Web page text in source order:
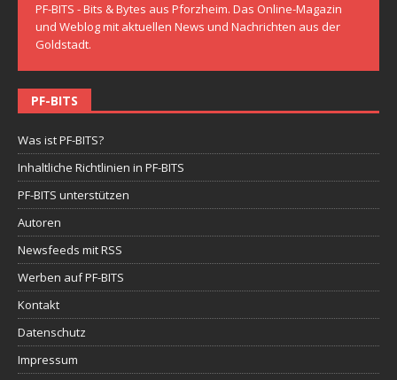
PF-BITS - Bits & Bytes aus Pforzheim. Das Online-Magazin
und Weblog mit aktuellen News und Nachrichten aus der
Goldstadt.
PF-BITS
Was ist PF-BITS?
Inhaltliche Richtlinien in PF-BITS
PF-BITS unterstützen
Autoren
Newsfeeds mit RSS
Werben auf PF-BITS
Kontakt
Datenschutz
Impressum